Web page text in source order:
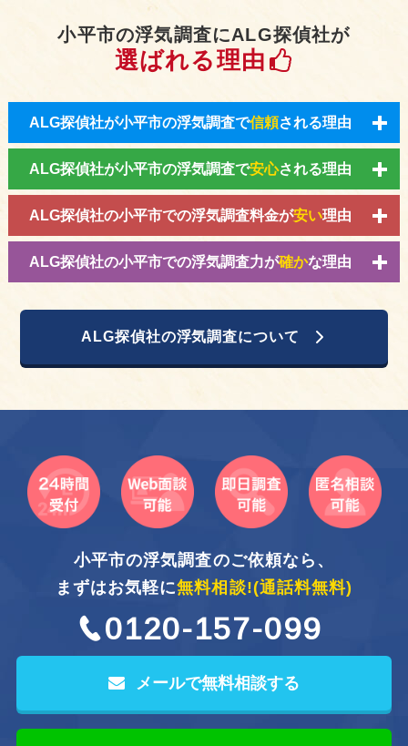
小平市の浮気調査にALG探偵社が
選ばれる理由
ALG探偵社が小平市の浮気調査で信頼される理由
ALG探偵社が小平市の浮気調査で安心される理由
ALG探偵社の小平市での浮気調査料金が安い理由
ALG探偵社の小平市での浮気調査力が確かな理由
ALG探偵社の浮気調査について
小平市の浮気調査のご依頼なら、
まずはお気軽に無料相談!(通話料無料)
0120-157-099
メールで無料相談する